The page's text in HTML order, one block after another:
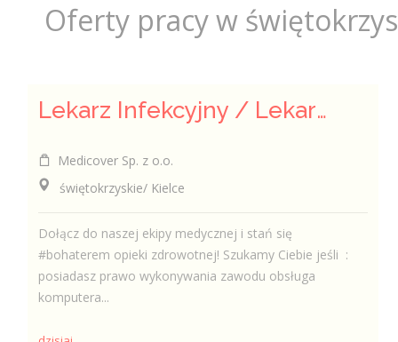
Oferty pracy w
Lekarz Infekcyjny / Lekarka Infekcyjna
Medicover Sp. z o.o.
świętokrzyskie/ Kielce
Dołącz do naszej ekipy medycznej i stań się
#bohaterem opieki zdrowotnej! Szukamy Ciebie jeśli ​ :
posiadasz prawo wykonywania zawodu obsługa
komputera...